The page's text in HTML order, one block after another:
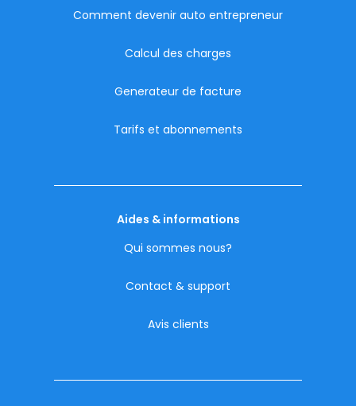
Comment devenir auto entrepreneur
Calcul des charges
Generateur de facture
Tarifs et abonnements
Aides & informations
Qui sommes nous?
Contact & support
Avis clients